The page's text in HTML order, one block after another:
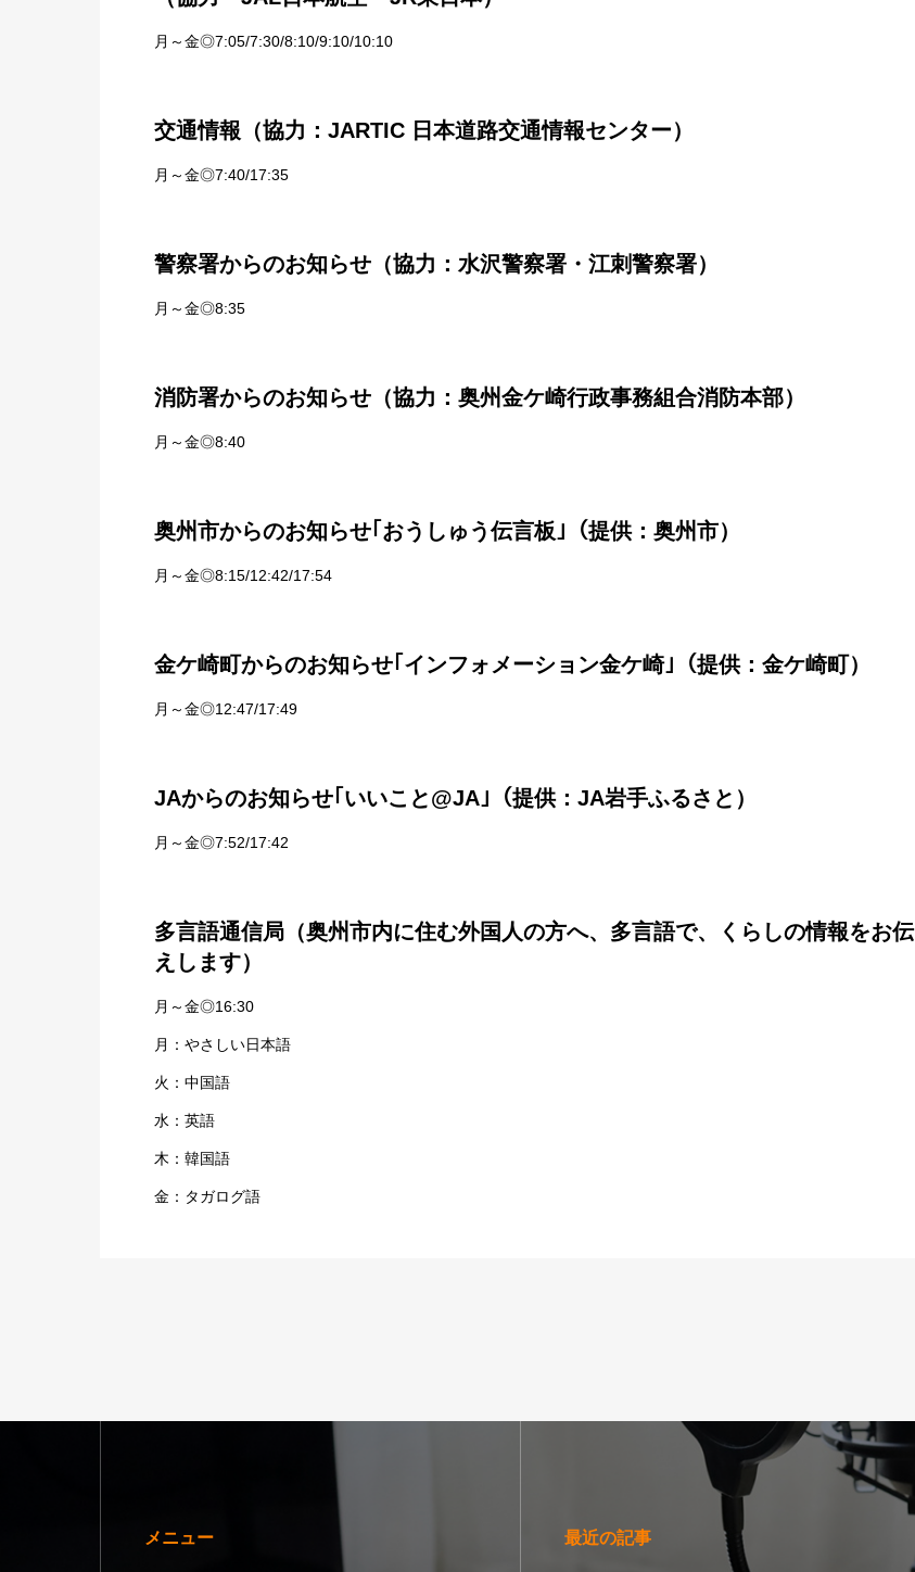
月～金◎7:05/7:30/8:10/9:10/10:10
交通情報（協力：JARTIC 日本道路交通情報センター）
月～金◎7:40/17:35
警察署からのお知らせ（協力：水沢警察署・江刺警察署）
月～金◎8:35
消防署からのお知らせ（協力：奥州金ケ崎行政事務組合消防本部）
月～金◎8:40
奥州市からのお知らせ｢おうしゅう伝言板｣（提供：奥州市）
月～金◎8:15/12:42/17:54
金ケ崎町からのお知らせ｢インフォメーション金ケ崎｣（提供：金ケ崎町）
月～金◎12:47/17:49
JAからのお知らせ｢いいこと@JA｣（提供：JA岩手ふるさと）
月～金◎7:52/17:42
多言語通信局（奥州市内に住む外国人の方へ、多言語で、くらしの情報をお伝
えします）
月～金◎16:30
月：やさしい日本語
火：中国語
水：英語
木：韓国語
金：タガログ語
メニュー 最近の記事